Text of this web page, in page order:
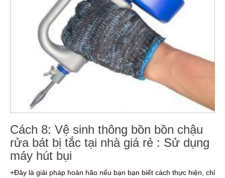
Cách 8: Vệ sinh thông bồn bồn chậu
rửa bát bị tắc tại nhà giá rẻ : Sử dụng
máy hút bụi
+Đây là giải pháp hoàn hão nếu bạn bạn biết cách thực hiện, chỉ